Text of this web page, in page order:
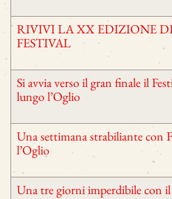
RIVIVI LA XX EDIZIONE
FESTIVAL
Si avvia verso il gran finale il
lungo l’Oglio
Una settimana strabiliante con
l’Oglio
Una tre giorni imperdibile con il